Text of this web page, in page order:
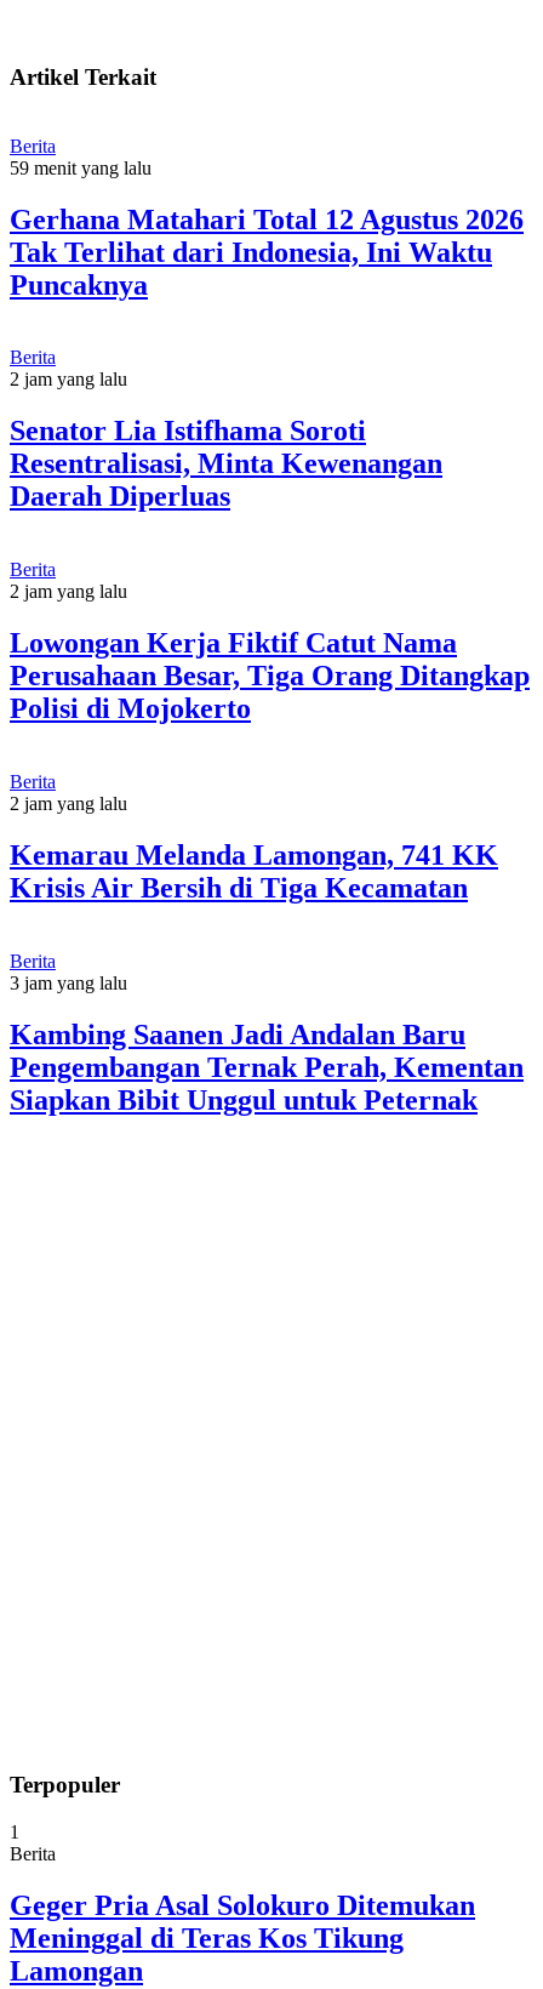
Artikel Terkait
Berita
59 menit yang lalu
Gerhana Matahari Total 12 Agustus 2026
Tak Terlihat dari Indonesia, Ini Waktu
Puncaknya
Berita
2 jam yang lalu
Senator Lia Istifhama Soroti
Resentralisasi, Minta Kewenangan
Daerah Diperluas
Berita
2 jam yang lalu
Lowongan Kerja Fiktif Catut Nama
Perusahaan Besar, Tiga Orang Ditangkap
Polisi di Mojokerto
Berita
2 jam yang lalu
Kemarau Melanda Lamongan, 741 KK
Krisis Air Bersih di Tiga Kecamatan
Berita
3 jam yang lalu
Kambing Saanen Jadi Andalan Baru
Pengembangan Ternak Perah, Kementan
Siapkan Bibit Unggul untuk Peternak
Terpopuler
1
Berita
Geger Pria Asal Solokuro Ditemukan
Meninggal di Teras Kos Tikung
Lamongan